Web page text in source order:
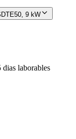
9 kW
dias laborables